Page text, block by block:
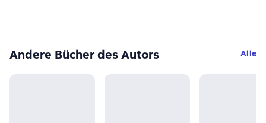
Andere Bücher des Autors Alle